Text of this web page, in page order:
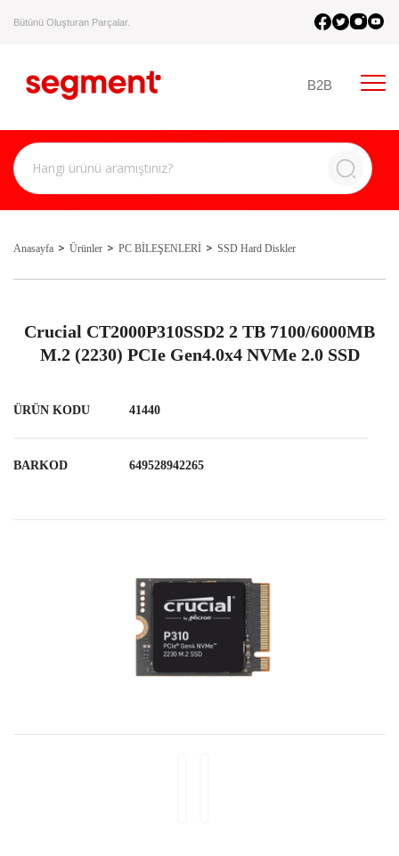
Bütünü Oluşturan Parçalar.
B2B
Anasayfa Ürünler PC BİLEŞENLERİ SSD Hard Diskler
Crucial CT2000P310SSD2 2 TB 7100/6000MB
M.2 (2230) PCIe Gen4.0x4 NVMe 2.0 SSD
ÜRÜN KODU 41440
BARKOD 649528942265